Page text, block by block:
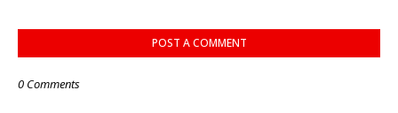
POST A COMMENT
0 Comments